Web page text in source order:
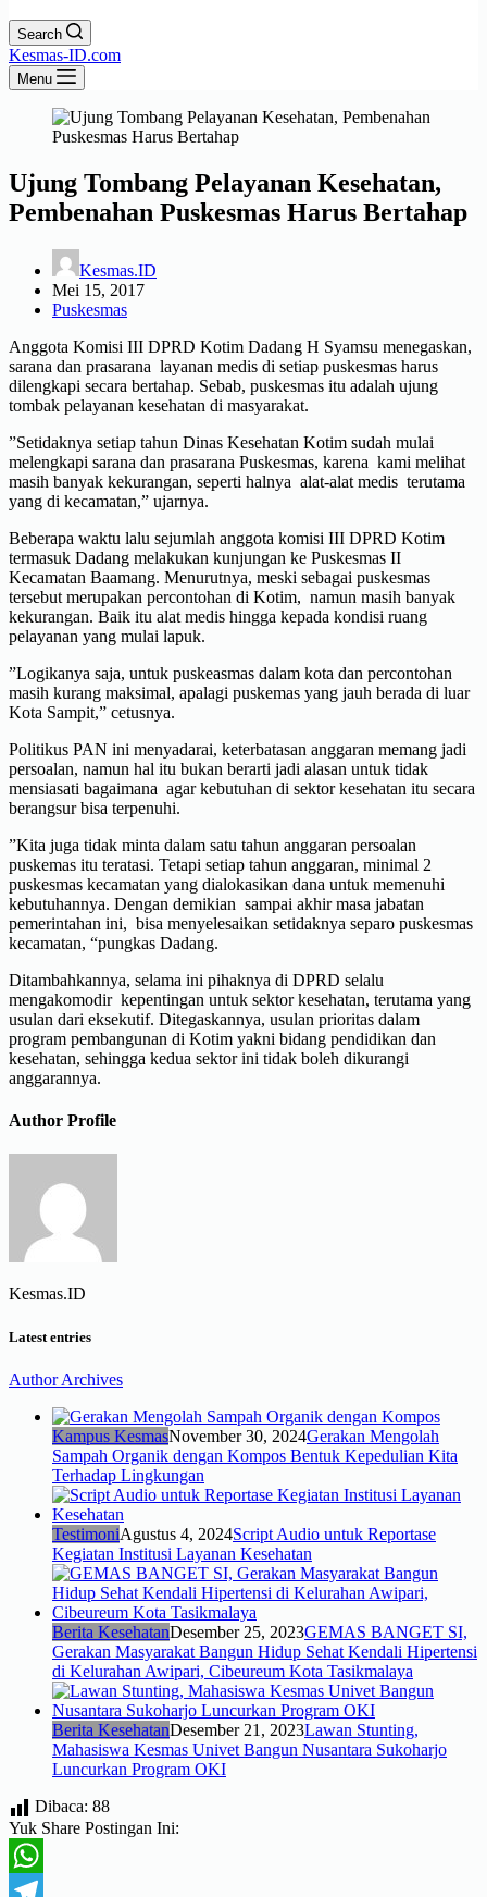
Search
Kesmas-ID.com
Menu
Ujung Tombang Pelayanan Kesehatan,
Pembenahan Puskesmas Harus Bertahap
Kesmas.ID
Mei 15, 2017
Puskesmas
Anggota Komisi III DPRD Kotim Dadang H Syamsu menegaskan,
sarana dan prasarana layanan medis di setiap puskesmas harus
dilengkapi secara bertahap. Sebab, puskesmas itu adalah ujung
tombak pelayanan kesehatan di masyarakat.
”Setidaknya setiap tahun Dinas Kesehatan Kotim sudah mulai
melengkapi sarana dan prasarana Puskesmas, karena kami melihat
masih banyak kekurangan, seperti halnya alat-alat medis terutama
yang di kecamatan,” ujarnya.
Beberapa waktu lalu sejumlah anggota komisi III DPRD Kotim
termasuk Dadang melakukan kunjungan ke Puskesmas II
Kecamatan Baamang. Menurutnya, meski sebagai puskesmas
tersebut merupakan percontohan di Kotim, namun masih banyak
kekurangan. Baik itu alat medis hingga kepada kondisi ruang
pelayanan yang mulai lapuk.
”Logikanya saja, untuk puskeasmas dalam kota dan percontohan
masih kurang maksimal, apalagi puskemas yang jauh berada di luar
Kota Sampit,” cetusnya.
Politikus PAN ini menyadarai, keterbatasan anggaran memang jadi
persoalan, namun hal itu bukan berarti jadi alasan untuk tidak
mensiasati bagaimana agar kebutuhan di sektor kesehatan itu secara
berangsur bisa terpenuhi.
”Kita juga tidak minta dalam satu tahun anggaran persoalan
puskemas itu teratasi. Tetapi setiap tahun anggaran, minimal 2
puskesmas kecamatan yang dialokasikan dana untuk memenuhi
kebutuhannya. Dengan demikian sampai akhir masa jabatan
pemerintahan ini, bisa menyelesaikan setidaknya separo puskesmas
kecamatan, “pungkas Dadang.
Ditambahkannya, selama ini pihaknya di DPRD selalu
mengakomodir kepentingan untuk sektor kesehatan, terutama yang
usulan dari eksekutif. Ditegaskannya, usulan prioritas dalam
program pembangunan di Kotim yakni bidang pendidikan dan
kesehatan, sehingga kedua sektor ini tidak boleh dikurangi
anggarannya.
Author Profile
Kesmas.ID
Latest entries
Author Archives
Kampus KesmasNovember 30, 2024Gerakan Mengolah
Sampah Organik dengan Kompos Bentuk Kepedulian Kita
Terhadap Lingkungan
TestimoniAgustus 4, 2024Script Audio untuk Reportase
Kegiatan Institusi Layanan Kesehatan
Berita KesehatanDesember 25, 2023GEMAS BANGET SI,
Gerakan Masyarakat Bangun Hidup Sehat Kendali Hipertensi
di Kelurahan Awipari, Cibeureum Kota Tasikmalaya
Berita KesehatanDesember 21, 2023Lawan Stunting,
Mahasiswa Kesmas Univet Bangun Nusantara Sukoharjo
Luncurkan Program OKI
Dibaca: 88
Yuk Share Postingan Ini:
WhatsApp